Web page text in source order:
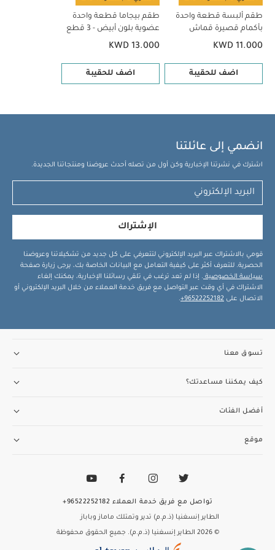
طقم ألبسة قطعة واحدة
بأكمام قصيرة قماش
عضوي بلون أبيض - 5 قطع
KWD 11.000
اضف للحقيبة
طقم بيجاما قطعة واحدة
عضوية بلون أبيض - 3 قطع
KWD 13.000
اضف للحقيبة
انضمي إلى عائلتنا
اشترك في نشرتنا الإخبارية وكن أول من تصله أحدث عروضنا ومنتجاتنا الجديدة.
الإشتراك
قومي بالاشتراك عبر البريد الإلكتروني لتتعرفي على كل جديد من تشكيلاتنا وعروضنا
الحصرية. للتعرف أكثر على كيفية التعامل مع البيانات الخاصة بك، يرجى زيارة صفحة
سياسة الخصوصية . إذا لم تعد ترغب في تلقي رسائلنا الإخبارية، يمكنك إلغاء
الاشتراك في أي وقت عبر التواصل مع فريق خدمة العملاء من خلال البريد الإلكتروني أو
الاتصال على 96522252182+
.
تسوق معنا
كيف يمكننا مساعدتك؟
أفضل الفئات
موقع
الطاير إنسغنيا (ذ.م.م) تدير وتمتلك ماماز وباباز
© 2026 الطاير إنسغنيا (ذ.م.م). جميع الحقوق محفوظة
تواصل مع فريق خدمة العملاء 96522252182+